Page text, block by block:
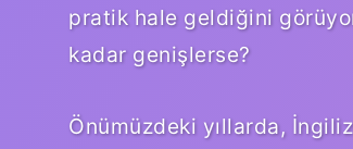
pratik hale geldiğini
kadar genişlerse?
Önümüzdeki yıllarda,